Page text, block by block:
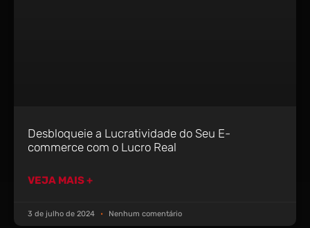
Desbloqueie a Lucratividade do Seu E-
commerce com o Lucro Real
VEJA MAIS +
3 de julho de 2024 Nenhum comentário